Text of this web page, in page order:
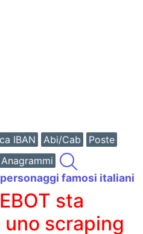
IBAN Abi/Cab
Poste
Anagrammi
famosi italiani
sta
scraping